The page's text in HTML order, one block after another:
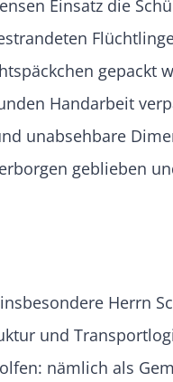
Einsatz die
gepackt
Handarbeit
unabsehbare
geblieben
Herrn
und
nämlich als